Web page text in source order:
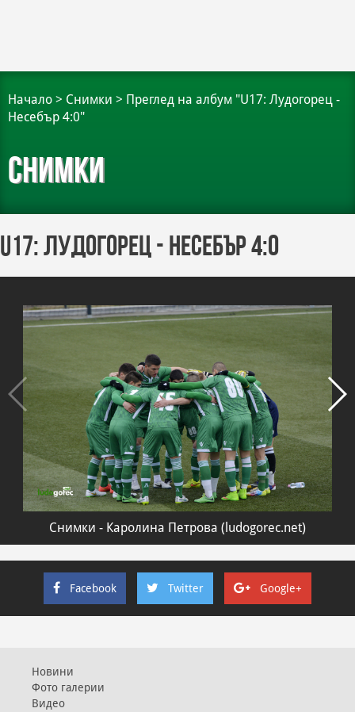
Начало > Снимки > Преглед на албум "U17: Лудогорец -
Несебър 4:0"
Снимки
U17: Лудогорец - Несебър 4:0
Снимки - Каролина Петрова (ludogorec.net)
Facebook Twitter Google+
Новини
Фото галерии
Видео